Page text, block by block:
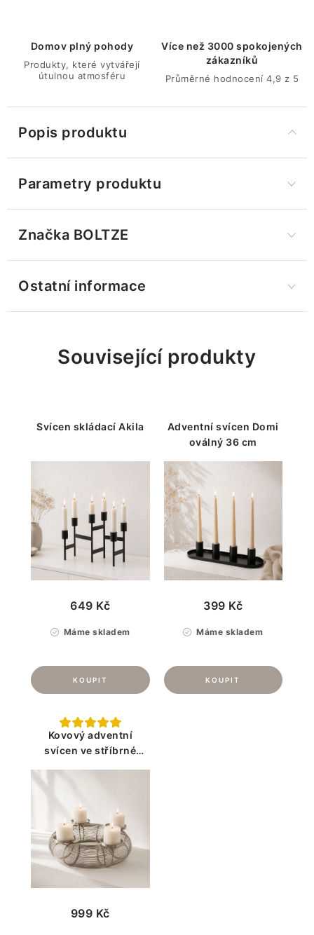
Domov plný pohody
Produkty, které vytvářejí
útulnou atmosféru
Více než 3000 spokojených
zákazníků
Průměrné hodnocení 4,9 z 5
Popis produktu
Parametry produktu
Značka BOLTZE
Ostatní informace
Související produkty
Svícen skládací Akila
Máme skladem
649 Kč
Adventní svícen Domi
oválný 36 cm
Máme skladem
399 Kč
Kovový adventní
svícen ve stříbrné
999 Kč